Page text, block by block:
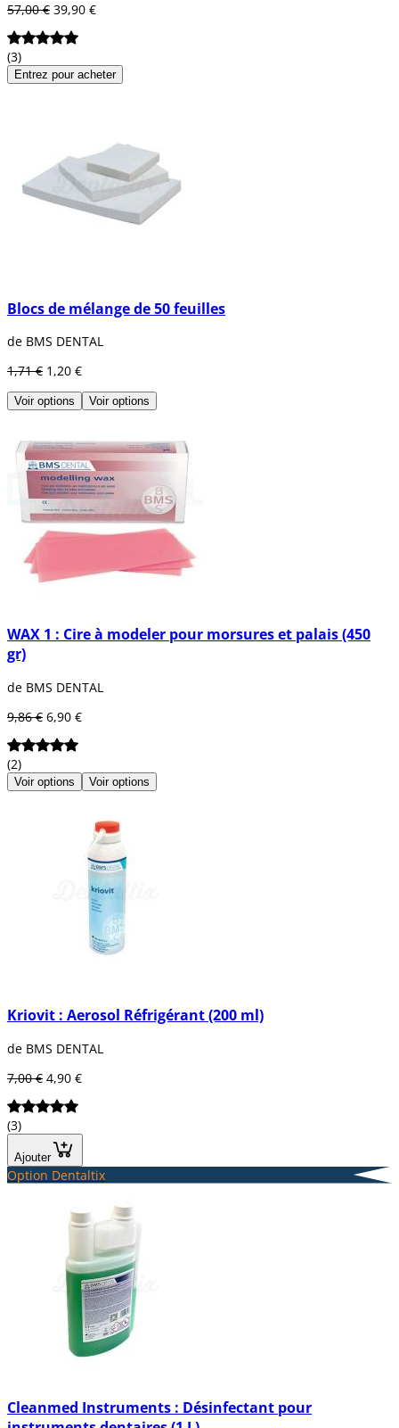
57,00 € 39,90 €
(3)
Entrez pour acheter
Blocs de mélange de 50 feuilles
de BMS DENTAL
1,71 € 1,20 €
Voir options Voir options
WAX 1 : Cire à modeler pour morsures et palais (450
gr)
de BMS DENTAL
9,86 € 6,90 €
(2)
Voir options Voir options
Kriovit : Aerosol Réfrigérant (200 ml)
de BMS DENTAL
7,00 € 4,90 €
(3)
Ajouter
Option Dentaltix
Cleanmed Instruments : Désinfectant pour